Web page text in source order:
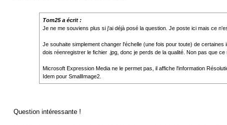
Tom25 a écrit :
Je ne me souviens plus si j'ai déjà posé la question. Je poste ici mais ce
Je souhaite simplement changer l'échelle (une fois pour toute) de
dois réenregistrer le fichier .jpg, donc je perds de la qualité. Non pas que
Microsoft Expression Media ne le permet pas, il affiche l'information
Idem pour SmallImage2.
Question intéressante !